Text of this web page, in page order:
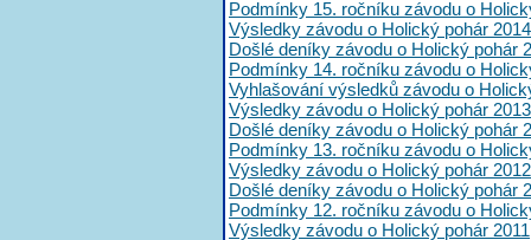
Podmínky 15. ročníku závodu o
Výsledky závodu o Holický pohár 2014
Došlé deníky závodu o Holický pohár
Podmínky 14. ročníku závodu o
Vyhlašování výsledků závodu o
Výsledky závodu o Holický pohár 2013
Došlé deníky závodu o Holický pohár
Podmínky 13. ročníku závodu o
Výsledky závodu o Holický pohár 2012
Došlé deníky závodu o Holický pohár
Podmínky 12. ročníku závodu o
Výsledky závodu o Holický pohár 2011